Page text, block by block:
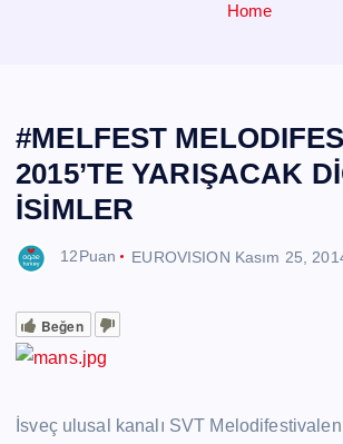
Home
#MELFEST
2015’TE YARIŞACAK
İSİMLER
12Puan EUROVISION Kasım 25,
Beğen
İsveç ulusal kanalı SVT